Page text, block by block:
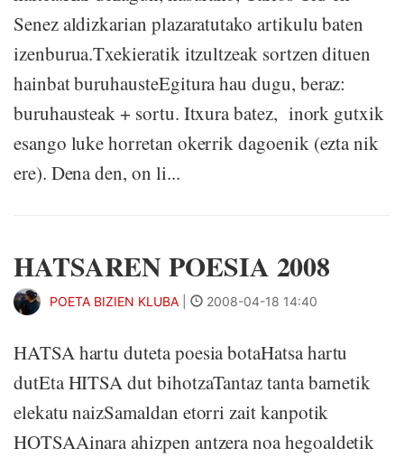
Senez aldizkarian plazaratutako artikulu baten
izenburua.Txekieratik itzultzeak sortzen dituen
hainbat buruhausteEgitura hau dugu, beraz:
buruhausteak + sortu. Itxura batez, inork gutxik
esango luke horretan okerrik dagoenik (ezta nik
ere). Dena den, on li...
HATSAREN POESIA 2008
POETA BIZIEN KLUBA 2008-04-18 14:40
HATSA hartu duteta poesia botaHatsa hartu
dutEta HITSA dut bihotzaTantaz tanta barnetik
elekatu naizSamaldan etorri zait kanpotik
HOTSAAinara ahizpen antzera noa hegoaldetik